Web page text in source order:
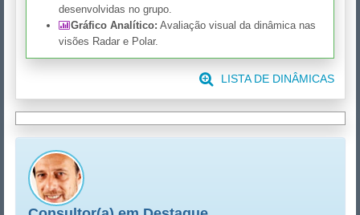
desenvolvidas no grupo.
Gráfico Analítico: Avaliação visual da dinâmica nas
visões Radar e Polar.
LISTA DE DINÂMICAS